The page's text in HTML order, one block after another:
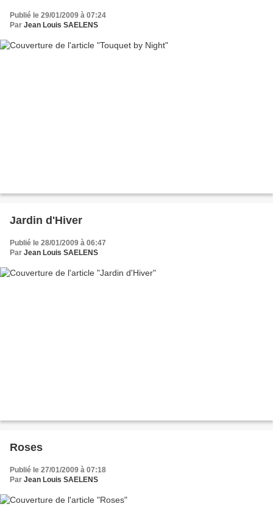
Publié le 29/01/2009 à 07:24
Par Jean Louis SAELENS
Jardin d'Hiver
Publié le 28/01/2009 à 06:47
Par Jean Louis SAELENS
Roses
Publié le 27/01/2009 à 07:18
Par Jean Louis SAELENS